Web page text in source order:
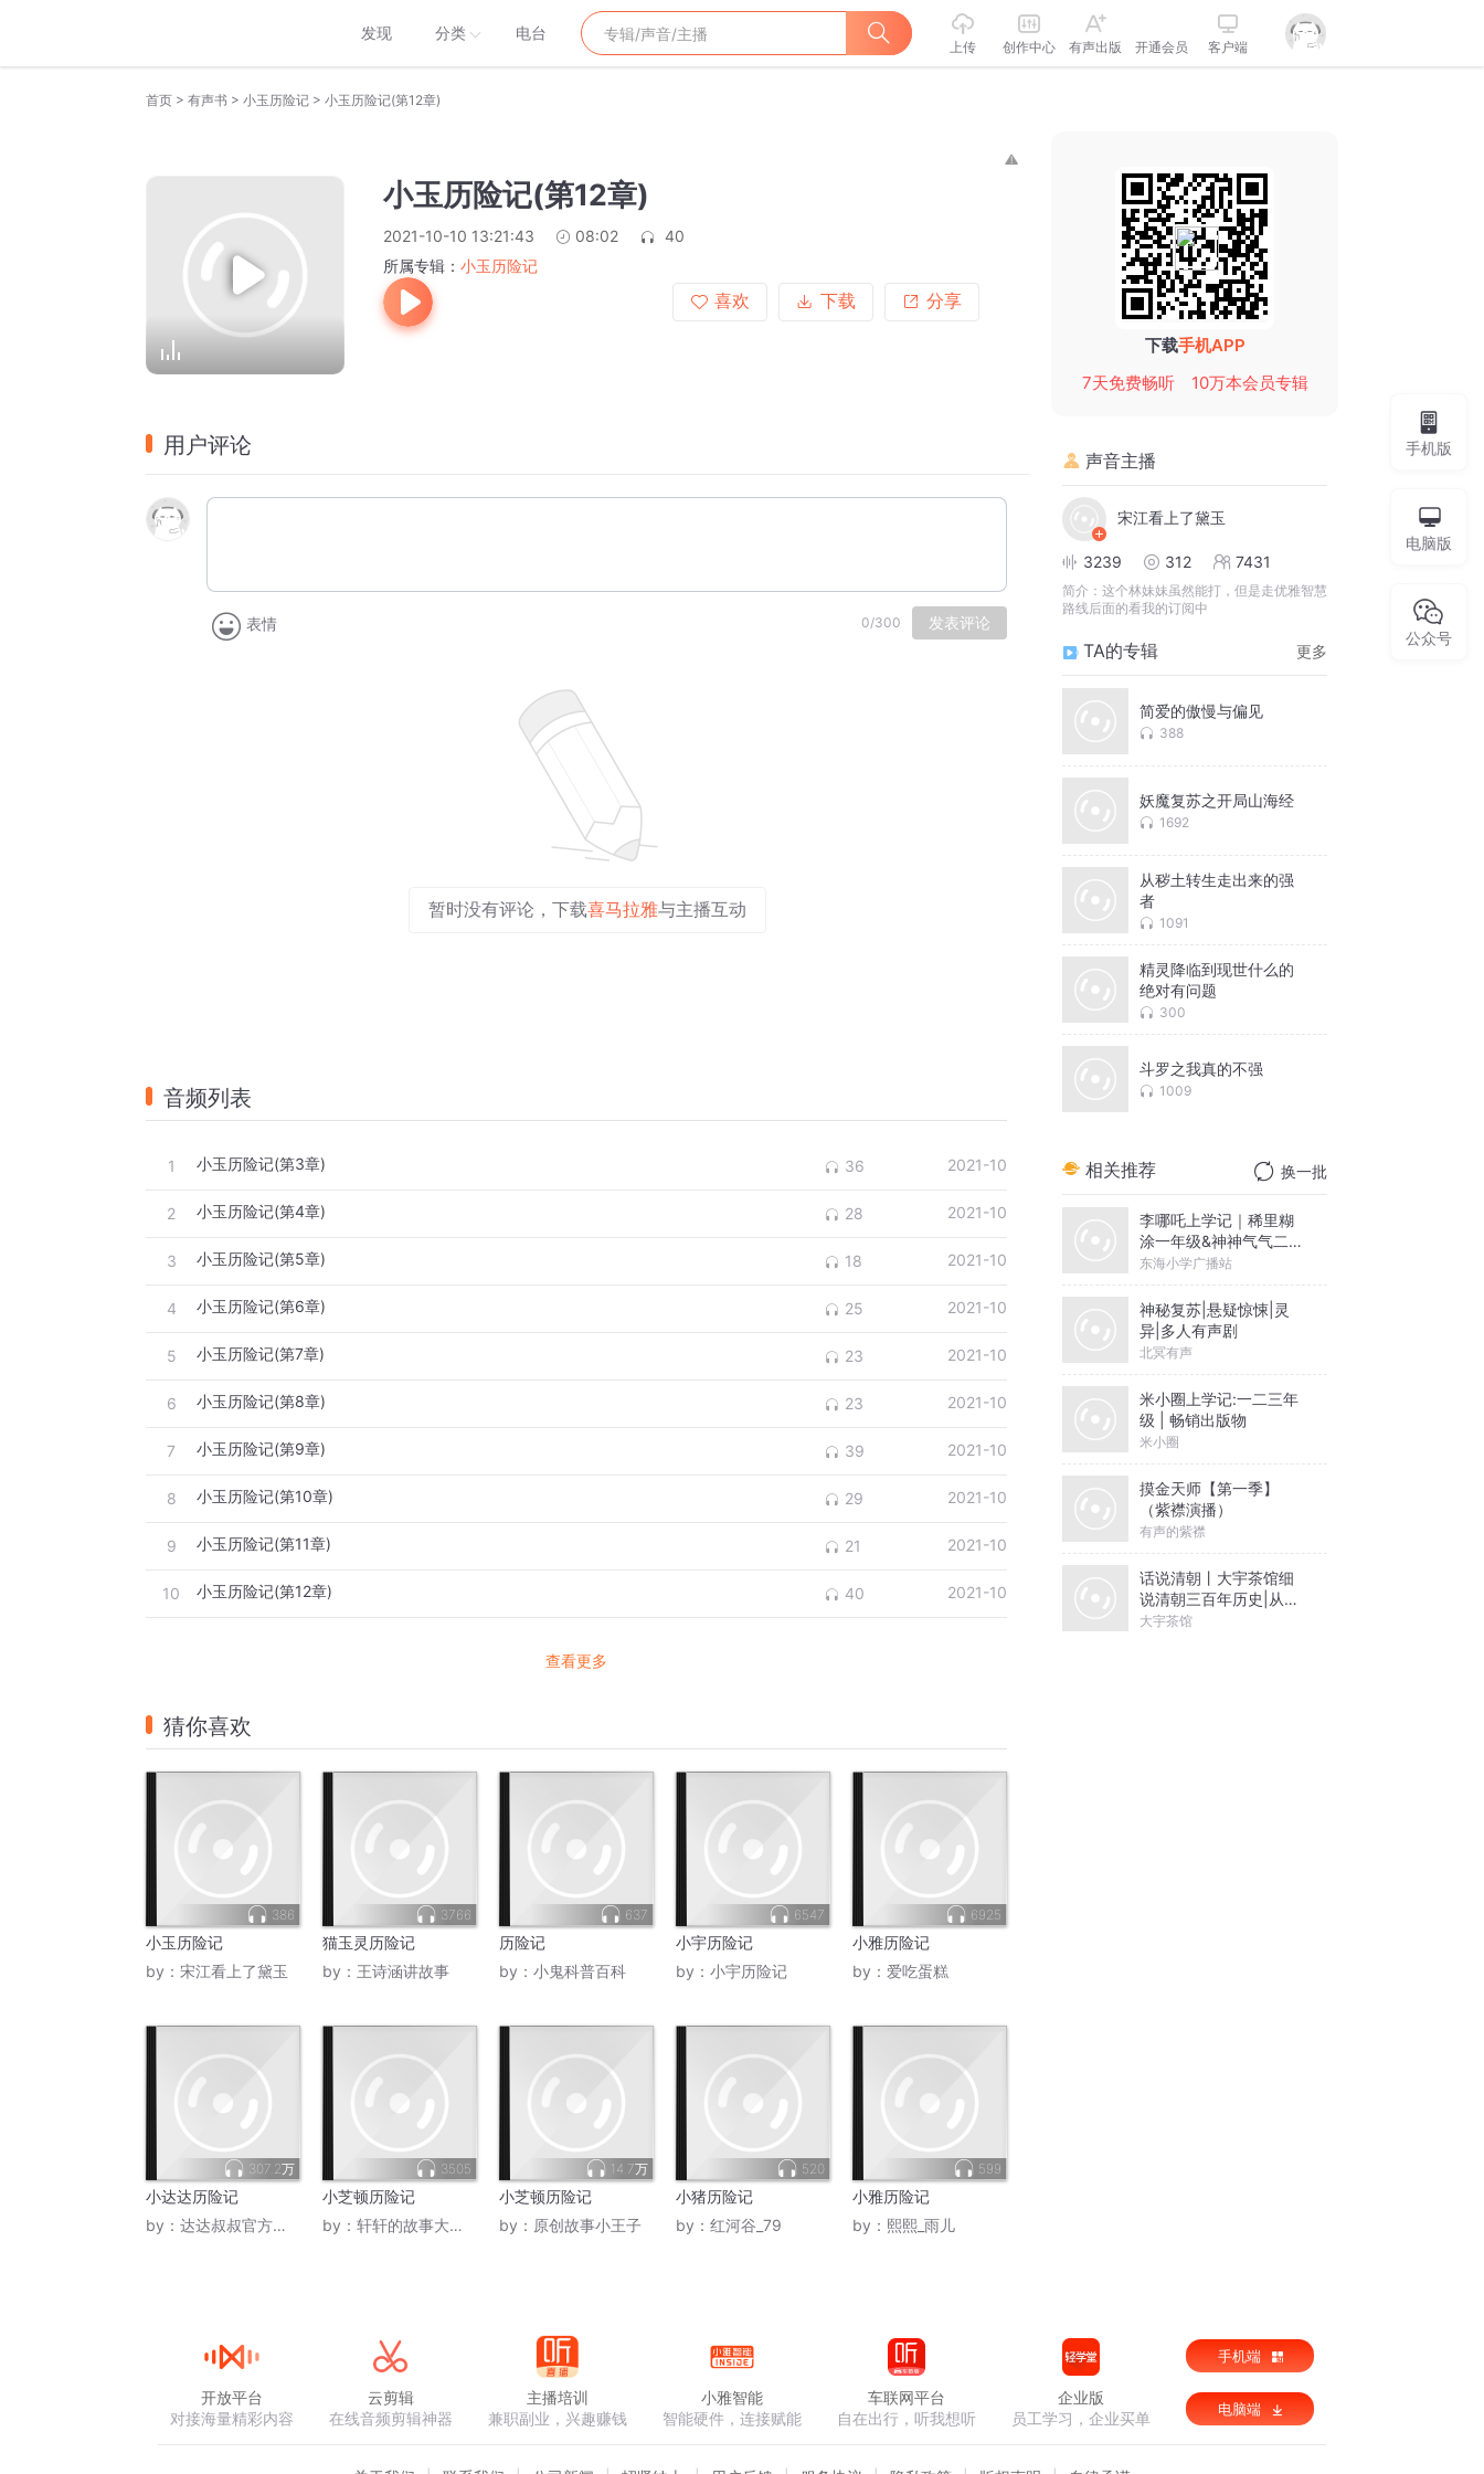
发现 分类 电台
上传 创作中心 有声出版 开通会员 客户端
首页 > 有声书 > 小玉历险记 > 小玉历险记(第12章)
小玉历险记(第12章)
2021-10-10 13:21:43 08:02
40
所属专辑： 小玉历险记
喜欢
下载 分享
用户评论
表情 0/300 发表评论
暂时没有评论，下载喜马拉雅与主播互动
音频列表
1 小玉历险记(第3章) 36 2021-10
2 小玉历险记(第4章) 28 2021-10
3 小玉历险记(第5章) 18 2021-10
4 小玉历险记(第6章) 25 2021-10
5 小玉历险记(第7章) 23 2021-10
6 小玉历险记(第8章) 23 2021-10
7 小玉历险记(第9章) 39 2021-10
8 小玉历险记(第10章) 29 2021-10
9 小玉历险记(第11章) 21 2021-10
10 小玉历险记(第12章) 40 2021-10
查看更多
猜你喜欢
386
小玉历险记
by： 宋江看上了黛玉
3766
猫玉灵历险记
by： 王诗涵讲故事
637
历险记
by： 小鬼科普百科
6547
小宇历险记
by： 小宇历险记
6925
小雅历险记
by： 爱吃蛋糕
307.2万
小达达历险记
by： 达达叔叔官方工作室
3505
小芝顿历险记
by： 轩轩的故事大讲堂
14.7万
小芝顿历险记
by： 原创故事小王子
520
小猪历险记
by： 红河谷_79
599
小雅历险记
by： 熙熙_雨儿
下载手机APP
7天免费畅听
10万本会员专辑
声音主播
宋江看上了黛玉
3239 312 7431
简介： 这个林妹妹虽然能打，但是走优雅智慧
路线后面的看我的订阅中
TA的专辑 更多
简爱的傲慢与偏见
388
妖魔复苏之开局山海经
1692
从秽土转生走出来的强
者
1091
精灵降临到现世什么的
绝对有问题
300
斗罗之我真的不强
1009
相关推荐 换一批
李哪吒上学记｜稀里糊
涂一年级&神神气气二年
级
东海小学广播站
神秘复苏|悬疑惊悚|灵
异|多人有声剧
北冥有声
米小圈上学记:一二三年
级 | 畅销出版物
米小圈
摸金天师【第一季】
（紫襟演播）
有声的紫襟
话说清朝丨大宇茶馆细
说清朝三百年历史|从努
尔哈赤到末代皇帝溥仪|
大宇茶馆
手机版
电脑版
公众号
开放平台
对接海量精彩内容
云剪辑
在线音频剪辑神器
主播培训
兼职副业，兴趣赚钱
小雅智能
智能硬件，连接赋能
车联网平台
自在出行，听我想听
企业版
员工学习，企业买单
手机端
电脑端